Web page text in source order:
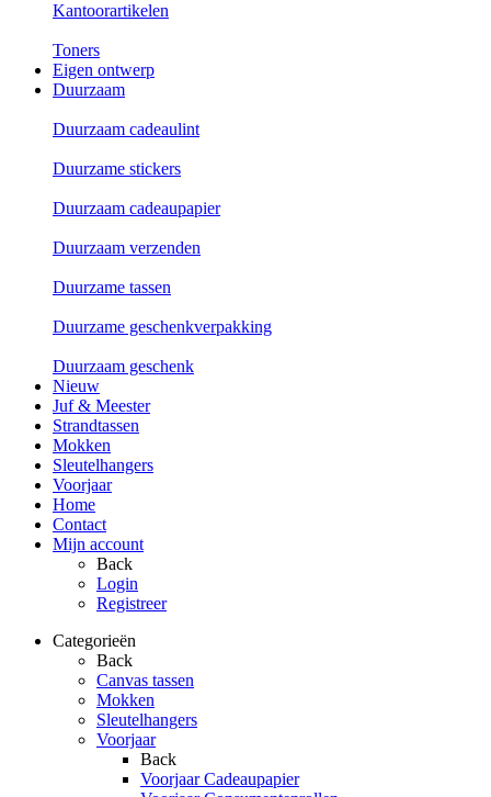
Kantoorartikelen
Toners
Eigen ontwerp
Duurzaam
Duurzaam cadeaulint
Duurzame stickers
Duurzaam cadeaupapier
Duurzaam verzenden
Duurzame tassen
Duurzame geschenkverpakking
Duurzaam geschenk
Nieuw
Juf & Meester
Strandtassen
Mokken
Sleutelhangers
Voorjaar
Home
Contact
Mijn account
Back
Login
Registreer
Categorieën
Back
Canvas tassen
Mokken
Sleutelhangers
Voorjaar
Back
Voorjaar Cadeaupapier